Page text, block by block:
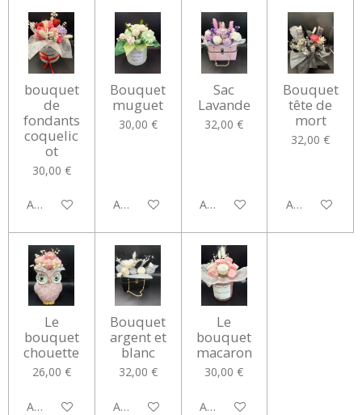
bouquet
de
fondants
coquelic
ot
30,00 €
Ajouter au panier
Bouquet
muguet
30,00 €
Ajouter au panier
Sac
Lavande
32,00 €
Ajouter au panier
Bouquet
tête de
mort
32,00 €
Ajouter au
Le
bouquet
chouette
26,00 €
Ajouter au panier
Bouquet
argent et
blanc
32,00 €
Ajouter au panier
Le
bouquet
macaron
30,00 €
Ajouter au panier